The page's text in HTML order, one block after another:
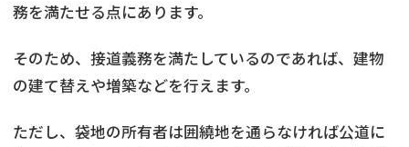
務を満たせる点にあります。
そのため、接道義務を満たしているのであれば、建物
の建て替えや増築などを行えます。
ただし、袋地の所有者は囲繞地を通らなければ公道に